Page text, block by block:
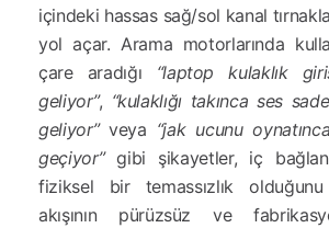
içindeki hassas sağ/sol kanal
yol açar. Arama motorlarında
çare aradığı “laptop kulaklık
geliyor”, “kulaklığı takınca ses
geliyor”veya “jak ucunu
geçiyor”gibi şikayetler, iç
fiziksel bir temassızlık
akışının pürüzsüz ve